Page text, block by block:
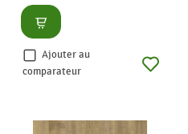
Consulter
Ajouter au
comparateur